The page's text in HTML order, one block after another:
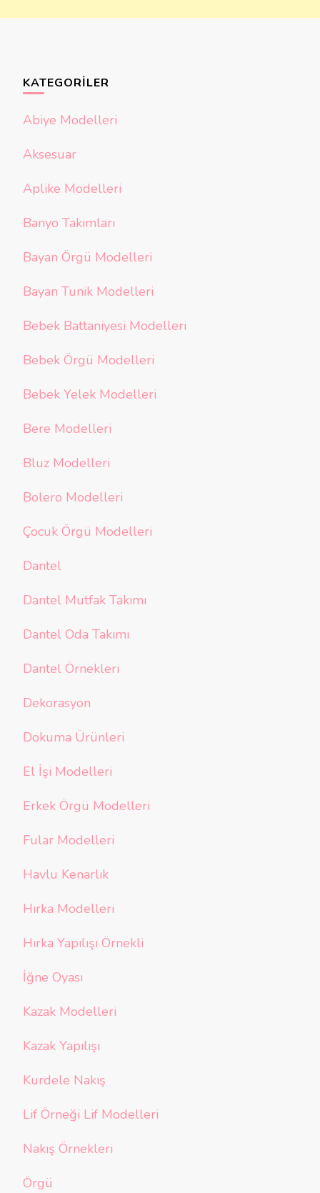
KATEGORILER
Abiye Modelleri
Aksesuar
Aplike Modelleri
Banyo Takımları
Bayan Örgü Modelleri
Bayan Tunik Modelleri
Bebek Battaniyesi Modelleri
Bebek Örgü Modelleri
Bebek Yelek Modelleri
Bere Modelleri
Bluz Modelleri
Bolero Modelleri
Çocuk Örgü Modelleri
Dantel
Dantel Mutfak Takımı
Dantel Oda Takımı
Dantel Örnekleri
Dekorasyon
Dokuma Ürünleri
El İşi Modelleri
Erkek Örgü Modelleri
Fular Modelleri
Havlu Kenarlık
Hırka Modelleri
Hırka Yapılışı Örnekli
İğne Oyası
Kazak Modelleri
Kazak Yapılışı
Kurdele Nakış
Lif Örneği Lif Modelleri
Nakış Örnekleri
Örgü